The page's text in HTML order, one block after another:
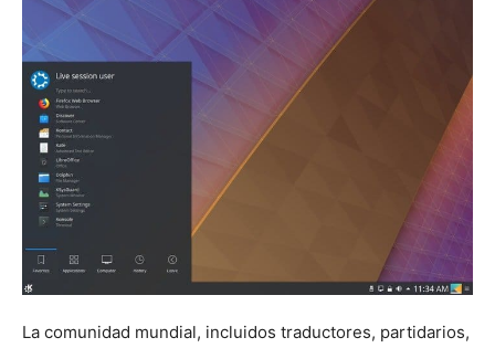
La comunidad mundial, incluidos traductores, partidarios,